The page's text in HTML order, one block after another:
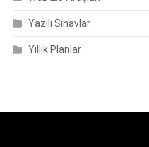
Yazılı Sınavlar
Yıllık Planlar